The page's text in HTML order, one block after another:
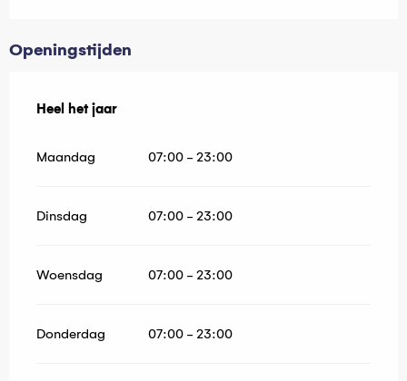
Openingstijden
Heel het jaar
Heel het jaar
Maandag 07:00 - 23:00
Dinsdag 07:00 - 23:00
Woensdag 07:00 - 23:00
Donderdag 07:00 - 23:00